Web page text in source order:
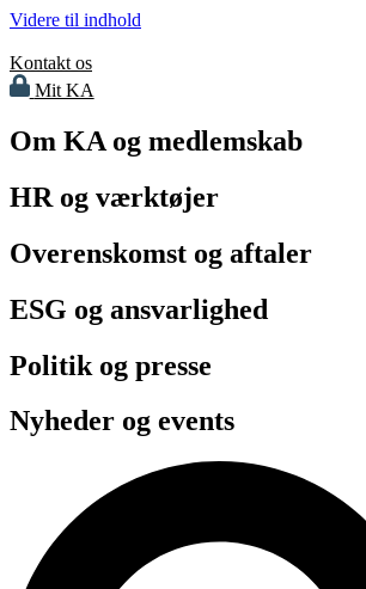
Videre til indhold
Kontakt os
Mit KA
Om KA og medlemskab
HR og værktøjer
Overenskomst og aftaler
ESG og ansvarlighed
Politik og presse
Nyheder og events